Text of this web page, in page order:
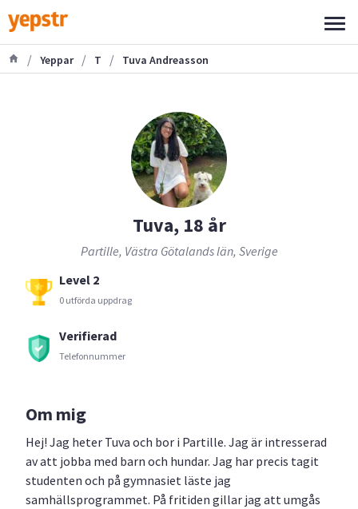
/ Yeppar / T / Tuva Andreasson
Tuva, 18 år
Partille, Västra Götalands län, Sverige
Level 2
0 utförda uppdrag
Verifierad
Telefonnummer
Om mig
Hej! Jag heter Tuva och bor i Partille. Jag är intresserad
av att jobba med barn och hundar. Jag har precis tagit
studenten och på gymnasiet läste jag
samhällsprogrammet. På fritiden gillar jag att umgås